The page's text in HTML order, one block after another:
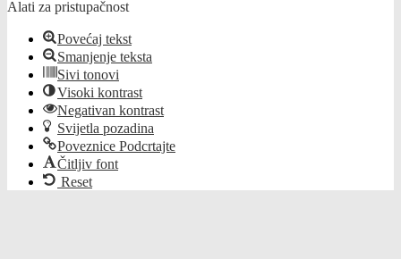
Alati za pristupačnost
Povećaj tekst
Smanjenje teksta
Sivi tonovi
Visoki kontrast
Negativan kontrast
Svijetla pozadina
Poveznice Podcrtajte
Čitljiv font
Reset